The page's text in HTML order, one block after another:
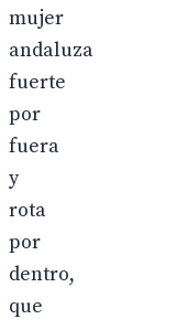
mujer
andaluza
fuerte
por
fuera
y
rota
por
dentro,
que